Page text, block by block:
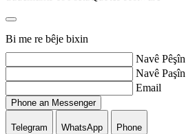
Bi me re bêje bixin
Navê Pêşîn
Navê Paşîn
Email
Phone an Messenger
Telegram WhatsApp
Phone